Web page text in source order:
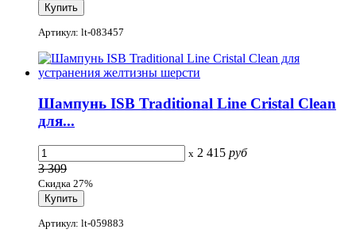
Артикул: lt-083457
Шампунь ISB Traditional Line Cristal Clean
для...
x 2 415 руб
3 309
Скидка 27%
Артикул: lt-059883